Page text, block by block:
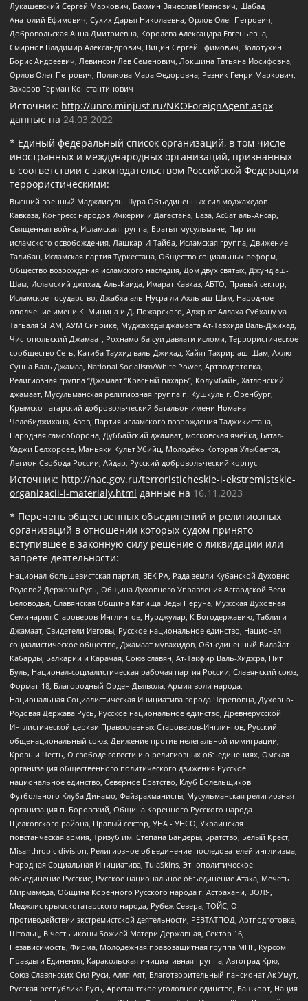
Лукашевский Сергей Маркович, Бахмин Вячеслав Иванович, Шабад
Анатолий Ефимович, Сухих Дарья Николаевна, Орлов Олег Петрович,
Добровольская Анна Дмитриевна, Королева Александра Евгеньевна,
Смирнов Владимир Александрович, Вицин Сергей Ефимович, Золотухин
Борис Андреевич, Левинсон Лев Семенович, Локшина Татьяна Иосифовна,
Орлов Олег Петрович, Полякова Мара Федоровна, Резник Генри Маркович,
Захаров Герман Константинович
Источник: http://unro.minjust.ru/NKOForeignAgent.aspx
данные на 24.03.2022
* Единый федеральный список организаций, в том числе
иностранных и международных организаций, признанных
в соответствии с законодательством Российской Федерации
террористическими:
Высший военный Маджлисуль Шура Объединенных сил моджахедов
Кавказа, Конгресс народов Ичкерии и Дагестана, База, Асбат аль-Ансар,
Священная война, Исламская группа, Братья-мусульмане, Партия
исламского освобождения, Лашкар-И-Тайба, Исламская группа, Движение
Талибан, Исламская партия Туркестана, Общество социальных реформ,
Общество возрождения исламского наследия, Дом двух святых, Джунд аш-
Шам, Исламский джихад, Аль-Каида, Имарат Кавказ, АБТО, Правый сектор,
Исламское государство, Джабха аль-Нусра ли-Ахль аш-Шам, Народное
ополчение имени К. Минина и Д. Пожарского, Аджр от Аллаха Субхану уа
Тагьаля SHAM, АУМ Синрике, Муджахеды джамаата Ат-Тавхида Валь-Джихад,
Чистопольский Джамаат, Рохнамо ба суи давлати исломи, Террористическое
сообщество Сеть, Катиба Таухид валь-Джихад, Хайят Тахрир аш-Шам, Ахлю
Сунна Валь Джамаа, National Socialism/White Power, Артподготовка,
Религиозная группа “Джамаат “Красный пахарь”, Колумбайн, Хатлонский
джамаат, Мусульманская религиозная группа п. Кушкуль г. Оренбург,
Крымско-татарский добровольческий батальон имени Номана
Челебиджихана, Азов, Партия исламского возрождения Таджикистана,
Народная самооборона, Дуббайский джамаат, московская ячейка, Батал-
Хаджи Белхороев, Маньяки Культ Убийц, Молодёжь Которая Улыбается,
Легион Свобода России, Айдар, Русский добровольческий корпус
Источник: http://nac.gov.ru/terroristicheskie-i-ekstremistskie-
organizacii-i-materialy.html данные на 16.11.2023
* Перечень общественных объединений и религиозных
организаций в отношении которых судом принято
вступившее в законную силу решение о ликвидации или
запрете деятельности:
Национал-большевистская партия, ВЕК РА, Рада земли Кубанской Духовно
Родовой Державы Русь, Община Духовного Управления Асгардской Веси
Беловодья, Славянская Община Капища Веды Перуна, Мужская Духовная
Семинария Староверов-Инглингов, Нурджулар, К Богодержавию, Таблиги
Джамаат, Свидетели Иеговы, Русское национальное единство, Национал-
социалистическое общество, Джамаат мувахидов, Объединенный Вилайат
Кабарды, Балкарии и Карачая, Союз славян, Ат-Такфир Валь-Хиджра, Пит
Буль, Национал-социалистическая рабочая партия России, Славянский союз,
Формат-18, Благородный Орден Дьявола, Армия воли народа,
Национальная Социалистическая Инициатива города Череповца, Духовно-
Родовая Держава Русь, Русское национальное единство, Древнерусской
Инглистической церкви Православных Староверов-Инглингов, Русский
общенациональный союз, Движение против нелегальной иммиграции,
Кровь и Честь, О свободе совести и о религиозных объединениях, Омская
организация общественного политического движения Русское
национальное единство, Северное Братство, Клуб Болельщиков
Футбольного Клуба Динамо, Файзрахманисты, Мусульманская религиозная
организация п. Боровский, Община Коренного Русского народа
Щелковского района, Правый сектор, УНА - УНСО, Украинская
повстанческая армия, Тризуб им. Степана Бандеры, Братство, Белый Крест,
Misanthropic division, Религиозное объединение последователей инглиизма,
Народная Социальная Инициатива, TulaSkins, Этнополитическое
объединение Русские, Русское национальное объединение Атака, Мечеть
Мирмамеда, Община Коренного Русского народа г. Астрахани, ВОЛЯ,
Меджлис крымскотатарского народа, Рубеж Севера, ТОЙС, О
противодействии экстремистской деятельности, РЕВТАТПОД, Артподготовка,
Штольц, В честь иконы Божией Матери Державная, Сектор 16,
Независимость, Фирма, Молодежная правозащитная группа МПГ, Курсом
Правды и Единения, Каракольская инициативная группа, Автоград Крю,
Союз Славянских Сил Руси, Алля-Аят, Благотворительный пансионат Ак Умут,
Русская республика Русь, Арестантское уголовное единство, Башкорт, Нация